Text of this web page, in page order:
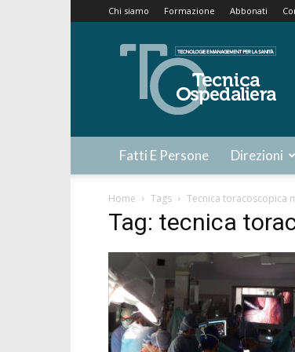
Chi siamo Formazione Abbonati
Tecnica
Ospedaliera
Fatti E Persone Direzioni
Home Tags Tecnica toracoscopica
Tag: tecnica